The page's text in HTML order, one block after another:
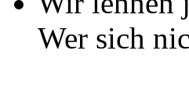
Wer sich